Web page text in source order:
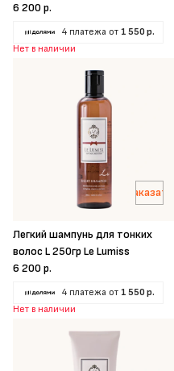
6 200 р.
4 платежа от 1 550 р.
Нет в наличии
Заказать
Легкий шампунь для тонких
волос L 250гр Le Lumiss
6 200 р.
4 платежа от 1 550 р.
Нет в наличии